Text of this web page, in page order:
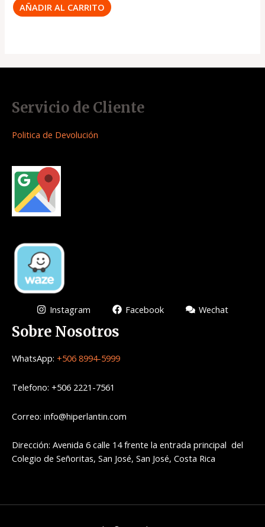
AÑADIR AL CARRITO
Servicio de Cliente
Politica de Devolución
Instagram Facebook Wechat
Sobre Nosotros
WhatsApp: +506 8994-5999
Telefono: +506 2221-7561
Correo: info@hiperlantin.com
Dirección: Avenida 6 calle 14 frente la entrada principal del
Colegio de Señoritas, San José, San José, Costa Rica